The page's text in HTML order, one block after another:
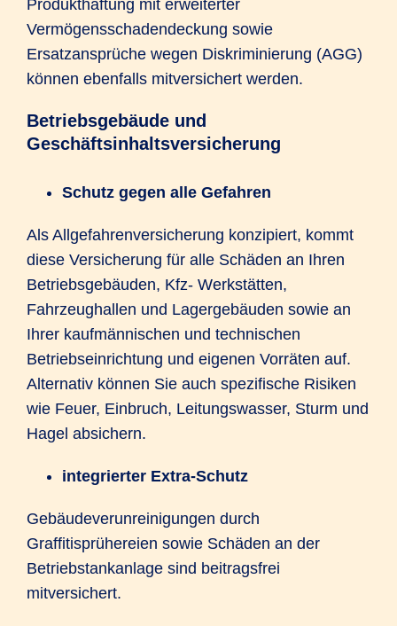
Produkthaftung mit erweiterter
Vermögensschadendeckung sowie
Ersatzansprüche wegen Diskriminierung (AGG)
können ebenfalls mitversichert werden.
Betriebsgebäude und
Geschäftsinhaltsversicherung
Schutz gegen alle Gefahren
Als Allgefahrenversicherung konzipiert, kommt
diese Versicherung für alle Schäden an Ihren
Betriebsgebäuden, Kfz- Werkstätten,
Fahrzeughallen und Lagergebäuden sowie an
Ihrer kaufmännischen und technischen
Betriebseinrichtung und eigenen Vorräten auf.
Alternativ können Sie auch spezifische Risiken
wie Feuer, Einbruch, Leitungswasser, Sturm und
Hagel absichern.
integrierter Extra-Schutz
Gebäudeverunreinigungen durch
Graffitisprühereien sowie Schäden an der
Betriebstankanlage sind beitragsfrei
mitversichert.